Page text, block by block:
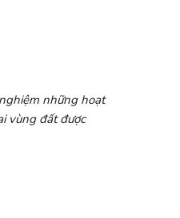
những hoạt
vùng đất được